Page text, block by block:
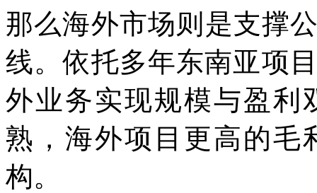
那么海外市场则是支撑
线。依托多年东南亚项
外业务实现规模与盈利
熟，海外项目更高的毛
构。